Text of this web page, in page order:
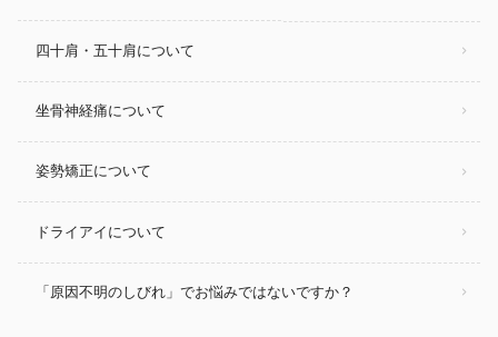
四十肩・五十肩について
坐骨神経痛について
姿勢矯正について
ドライアイについて
「原因不明のしびれ」でお悩みではないですか？